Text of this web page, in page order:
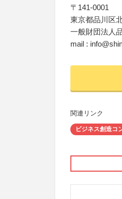
〒141-0001
東京都品川区
一般財団法人
mail :
関連リンク
ビジネス創造コ